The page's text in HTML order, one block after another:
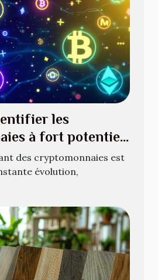
les
à fort potentiel
des cryptomonnaies est
évolution,